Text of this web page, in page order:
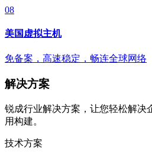
08
美国虚拟主机
免备案，高速稳定，畅连全球网络
解决方案
锐成行业解决方案，让您轻松解决
用构建。
技术方案